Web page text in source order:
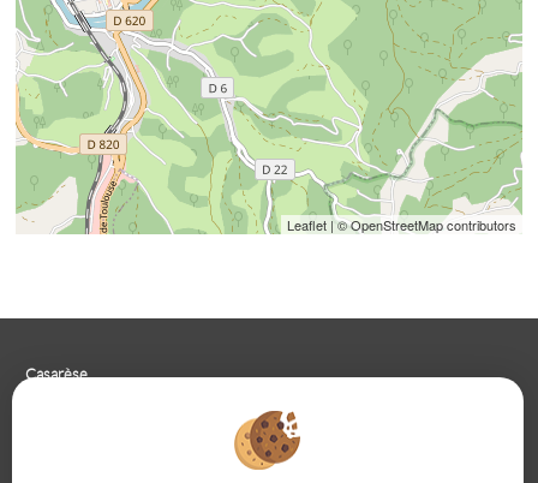
Leaflet| © OpenStreetMap contributors
Casarèse
09 85 65 95 83